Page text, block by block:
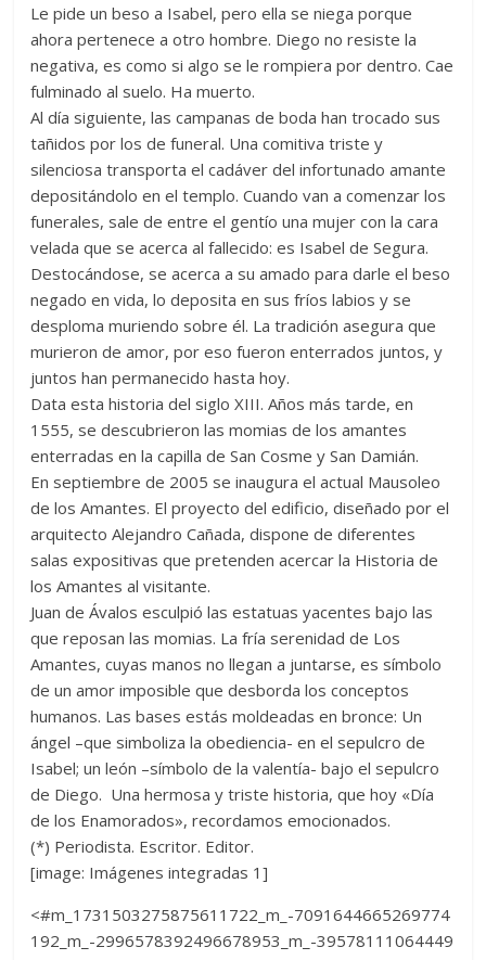
Le pide un beso a Isabel, pero ella se niega porque
ahora pertenece a otro hombre. Diego no resiste la
negativa, es como si algo se le rompiera por dentro. Cae
fulminado al suelo. Ha muerto.
Al día siguiente, las campanas de boda han trocado sus
tañidos por los de funeral. Una comitiva triste y
silenciosa transporta el cadáver del infortunado amante
depositándolo en el templo. Cuando van a comenzar los
funerales, sale de entre el gentío una mujer con la cara
velada que se acerca al fallecido: es Isabel de Segura.
Destocándose, se acerca a su amado para darle el beso
negado en vida, lo deposita en sus fríos labios y se
desploma muriendo sobre él. La tradición asegura que
murieron de amor, por eso fueron enterrados juntos, y
juntos han permanecido hasta hoy. ​
Data esta historia del siglo XIII. Años más tarde, en
1555, se descubrieron las momias de los amantes
enterradas en la capilla de San Cosme y San Damián.
En septiembre de 2005 se inaugura el actual Mausoleo
de los Amantes. El proyecto del edificio, diseñado por el
arquitecto Alejandro Cañada, dispone de diferentes
salas expositivas que pretenden acercar la Historia de
los Amantes al visitante.
Juan de Ávalos esculpió las estatuas yacentes bajo las
que reposan las momias. La fría serenidad de Los
Amantes, cuyas manos no llegan a juntarse, es símbolo
de un amor imposible que desborda los conceptos
humanos. Las bases estás moldeadas en bronce: Un
ángel –que simboliza la obediencia- en el sepulcro de
Isabel; un león –símbolo de la valentía- bajo el sepulcro
de Diego. ​ ​Una hermosa y triste historia, que hoy «Día
de los Enamorados», recordamos ​emocionados.
​(*) Periodista. Escritor. Editor.
[image: Imágenes integradas 1]
<#m_1731503275875611722_m_-7091644665269774
192_m_-2996578392496678953_m_-39578111064449